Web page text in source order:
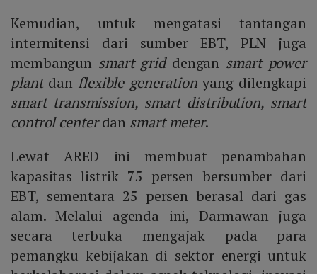
Kemudian, untuk mengatasi tantangan
intermitensi dari sumber EBT, PLN juga
membangun smart griddengan smart power
plantdan flexible generationyang dilengkapi
smart transmission, smart distribution, smart
control centerdan smart meter.
Lewat ARED ini membuat penambahan
kapasitas listrik 75 persen bersumber dari
EBT, sementara 25 persen berasal dari gas
alam. Melalui agenda ini, Darmawan juga
secara terbuka mengajak pada para
pemangku kebijakan di sektor energi untuk